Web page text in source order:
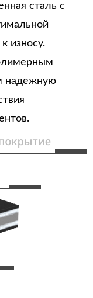
сталь с
износу.
надежную